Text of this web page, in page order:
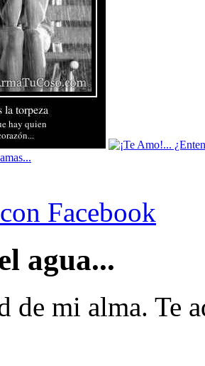
Facebook
agua...
de mi alma. Te